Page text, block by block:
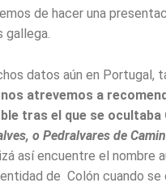
de hacer una
gallega.
datos aún en Portugal,
atrevemos a
tras el que se ocultaba
o Pedralvares de
así encuentre el nombre
de Colón cuando se